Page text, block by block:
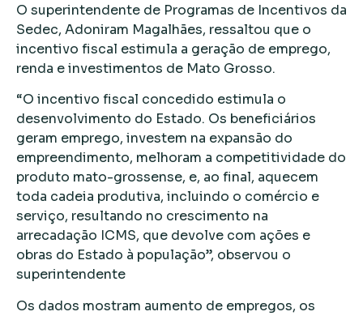
O superintendente de Programas de Incentivos da
Sedec, Adoniram Magalhães, ressaltou que o
incentivo fiscal estimula a geração de emprego,
renda e investimentos de Mato Grosso.
“O incentivo fiscal concedido estimula o
desenvolvimento do Estado. Os beneficiários
geram emprego, investem na expansão do
empreendimento, melhoram a competitividade do
produto mato-grossense, e, ao final, aquecem
toda cadeia produtiva, incluindo o comércio e
serviço, resultando no crescimento na
arrecadação ICMS, que devolve com ações e
obras do Estado à população”, observou o
superintendente
Os dados mostram aumento de empregos, os